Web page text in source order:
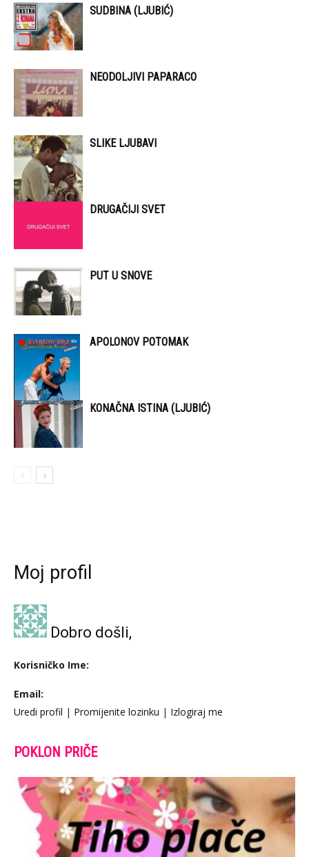
SUDBINA (LJUBIĆ)
NEODOLJIVI PAPARACO
SLIKE LJUBAVI
DRUGAČIJI SVET
PUT U SNOVE
APOLONOV POTOMAK
KONAČNA ISTINA (LJUBIĆ)
Moj profil
Dobro došli,
Korisničko Ime:
Email:
Uredi profil | Promijenite lozinku | Izlogiraj me
POKLON PRIČE